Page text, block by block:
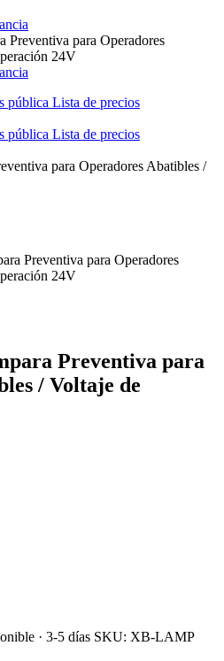
Preventiva para Operadores
24V
pública Lista de precios
pública Lista de precios
Preventiva para
/ Voltaje de
· 3-5 días SKU: XB-LAMP